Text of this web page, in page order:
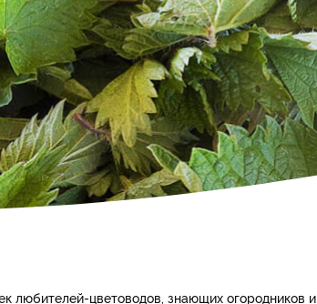
цветоводов, знающих огородников и